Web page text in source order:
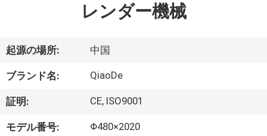
ロ
ダ
ク
ト
レンダー機械
起源の場所: 中国
ブランド名: QiaoDe
証明: CE, ISO9001
モデル番号: Φ480×2020